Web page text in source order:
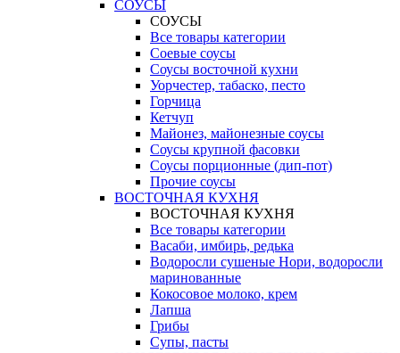
СОУСЫ
СОУСЫ
Все товары категории
Соевые соусы
Соусы восточной кухни
Уорчестер, табаско, песто
Горчица
Кетчуп
Майонез, майонезные соусы
Соусы крупной фасовки
Соусы порционные (дип-пот)
Прочие соусы
ВОСТОЧНАЯ КУХНЯ
ВОСТОЧНАЯ КУХНЯ
Все товары категории
Васаби, имбирь, редька
Водоросли сушеные Нори, водоросли
маринованные
Кокосовое молоко, крем
Лапша
Грибы
Супы, пасты